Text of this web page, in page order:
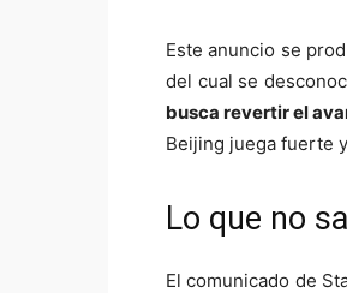
Este anuncio se
del cual se
busca revertir el
Beijing juega fuerte
Lo que no
El comunicado de